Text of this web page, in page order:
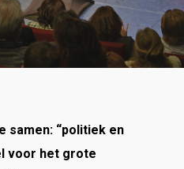
samen: “politiek en
voor het grote